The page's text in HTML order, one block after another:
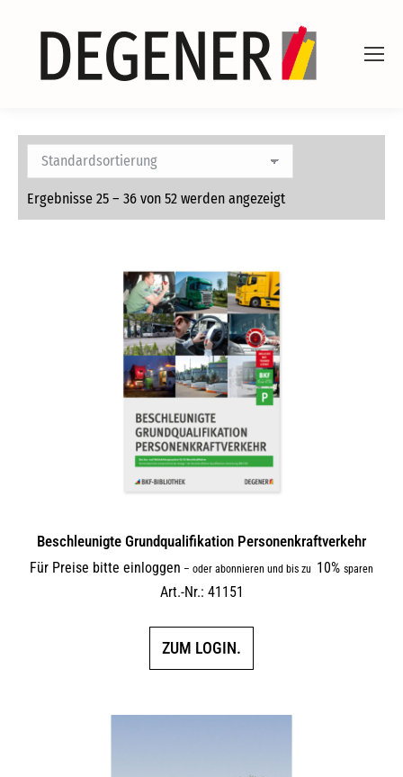
Ergebnisse 25 – 36 von 52 werden angezeigt
Beschleunigte Grundqualifikation Personenkraftverkehr
Für Preise bitte einloggen – oder abonnieren und bis zu 10% sparen
Art.-Nr.: 41151
ZUM LOGIN.